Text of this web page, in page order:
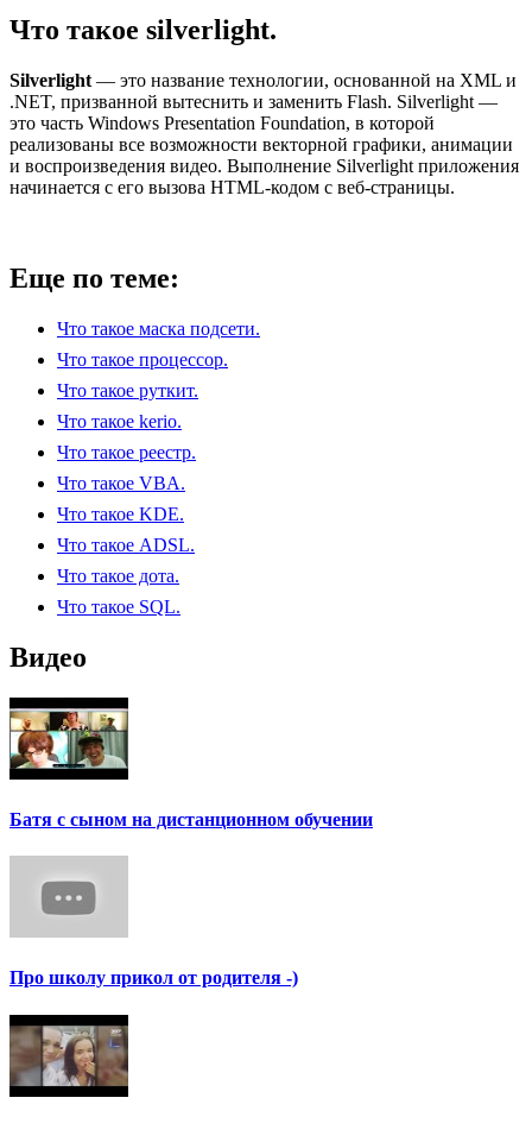
Что такое silverlight.
Silverlight — это название технологии, основанной на XML и
.NET, призванной вытеснить и заменить Flash. Silverlight —
это часть Windows Presentation Foundation, в которой
реализованы все возможности векторной графики, анимации
и воспроизведения видео. Выполнение Silverlight приложения
начинается с его вызова HTML-кодом с веб-страницы.
Еще по теме:
Что такое маска подсети.
Что такое процессор.
Что такое руткит.
Что такое kerio.
Что такое реестр.
Что такое VBA.
Что такое KDE.
Что такое ADSL.
Что такое дота.
Что такое SQL.
Видео
Батя с сыном на дистанционном обучении
Про школу прикол от родителя -)